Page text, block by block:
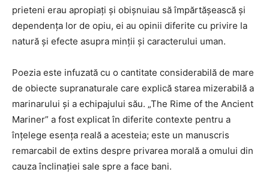
prieteni erau apropiați și obișnuiau să împărtășească și
dependența lor de opiu, ei au opinii diferite cu privire la
natură și efecte asupra minții și caracterului uman.
Poezia este infuzată cu o cantitate considerabilă de mare
de obiecte supranaturale care explică starea mizerabilă a
marinarului și a echipajului său. „The Rime of the Ancient
Mariner” a fost explicat în diferite contexte pentru a
înțelege esența reală a acesteia; este un manuscris
remarcabil de extins despre privarea morală a omului din
cauza înclinației sale spre a face bani.